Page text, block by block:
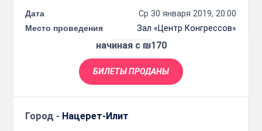
Дата
Ср 30 января 2019, 20:00
Место проведения
Зал «Центр Конгрессов»
начиная с ₪170
БИЛЕТЫ ПРОДАНЫ
Город - Нацерет-Илит